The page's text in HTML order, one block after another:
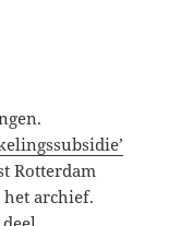
Rotterdam
archief.